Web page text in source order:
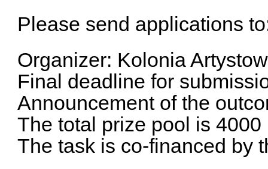
Please send applications
Organizer: Kolonia Artystow
Final deadline for
Announcement of the
The total prize pool is
The task is co-financed by